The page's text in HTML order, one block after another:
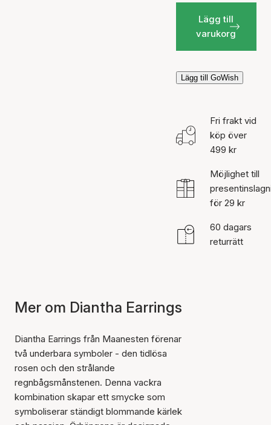
Lägg till
varukorg
Lägg till GoWish
Fri frakt vid
köp över
499 kr
Möjlighet till
för 29 kr
60 dagars
returrätt
Mer om Diantha Earrings
Diantha Earrings från Maanesten förenar
två underbara symboler - den tidlösa
rosen och den strålande
regnbågsmånstenen. Denna vackra
kombination skapar ett smycke som
symboliserar ständigt blommande kärlek